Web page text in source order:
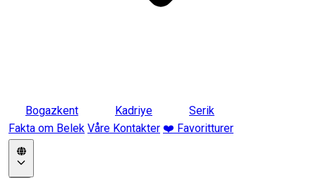
Bogazkent Kadriye
Serik
Fakta om Belek Våre Kontakter ❤️ Favoritturer